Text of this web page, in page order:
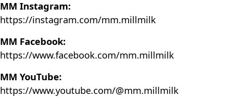
MM Instagram:
https://instagram.com/mm.millmilk
MM Facebook:
https://www.facebook.com/mm.millmilk
MM YouTube:
https://www.youtube.com/@mm.millmilk